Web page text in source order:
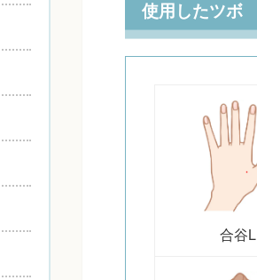
使用したツボ
合谷L